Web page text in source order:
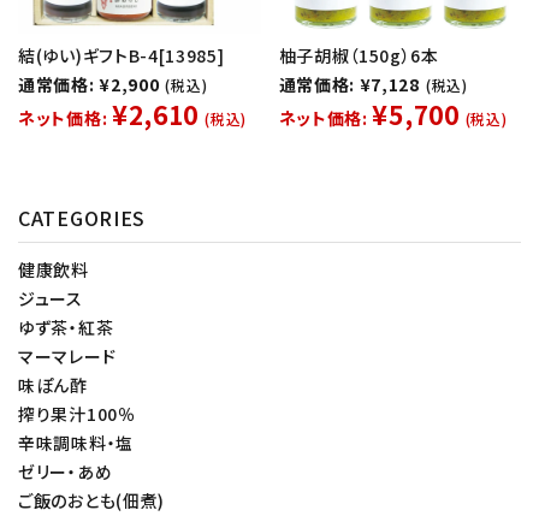
結(ゆい)ギフトB-4[13985]
通常価格: ¥2,900 (税込)
ネット価格: ¥2,610 (税込)
柚子胡椒（150g）6本
通常価格: ¥7,128 (税込)
ネット価格: ¥5,700 (税込)
CATEGORIES
健康飲料
ジュース
ゆず茶・紅茶
マーマレード
味ぽん酢
搾り果汁100％
辛味調味料・塩
ゼリー・あめ
ご飯のおとも(佃煮)